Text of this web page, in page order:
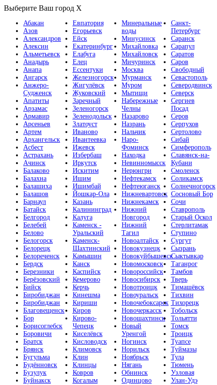
Выберите Ваш город X
Абакан
Азов
Александров
Алексин
Альметьевск
Анадырь
Анапа
Ангарск
Анжеро-
Судженск
Апатиты
Арзамас
Армавир
Арсеньев
Артем
Архангельск
Асбест
Астрахань
Ачинск
Балаково
Балахна
Балашиха
Балашов
Барнаул
Батайск
Белгород
Белебей
Белово
Белогорск
Белорецк
Белореченск
Бердск
Березники
Берёзовский
Бийск
Биробиджан
Биробиджан
Благовещенск
Бор
Борисоглебск
Боровичи
Братск
Брянск
Бугульма
Будённовск
Бузулук
Буйнакск
Евпатория
Егорьевск
Ейск
Екатеринбург
Елабуга
Елец
Ессентуки
Железногорск
Жигулёвск
Жуковский
Заречный
Зеленогорск
Зеленодольск
Златоуст
Иваново
Ивантеевка
Ижевск
Избербаш
Иркутск
Искитим
Ишим
Ишимбай
Йошкар-Ола
Казань
Калининград
Калуга
Каменск -
Уральский
Каменск-
Шахтинский
Камышин
Канск
Каспийск
Кемерово
Керчь
Кинешма
Кириши
Киров
Кирово-
Чепецк
Киселёвск
Кисловодск
Климовск
Клин
Клинцы
Ковров
Когалым
Минеральные
воды
Минусинск
Михайловка
Михайловск
Мичуринск
Москва
Мурманск
Муром
Мытищи
Набережные
Челны
Назарово
Назрань
Нальчик
Наро-
Фоминск
Находка
Невинномысск
Нерюнгри
Нефтекамск
Нефтеюганск
Нижневартовск
Нижнекамск
Нижний
Новгород
Нижний
Тагил
Новоалтайск
Новокузнецк
Новокуйбышевск
Новомосковск
Новороссийск
Новосибирск
Новотроицк
Новоуральск
Новочебоксарск
Новочеркасск
Новошахтинск
Новый
Уренгой
Ногинск
Норильск
Ноябрьск
Нягань
Обнинск
Одинцово
Санкт-
Петербург
Саранск
Сарапул
Саратов
Саров
Свободный
Севастополь
Северодвинск
Северск
Сергиев
Посад
Серов
Серпухов
Сертолово
Сибай
Симферополь
Славянск-на-
Кубани
Смоленск
Соликамск
Солнечногорск
Сосновый Бор
Сочи
Ставрополь
Старый Оскол
Стерлитамак
Ступино
Сургут
Сызрань
Сыктывкар
Таганрог
Тамбов
Тверь
Тимашёвск
Тихвин
Тихорецк
Тобольск
Тольятти
Томск
Троицк
Туапсе
Туймазы
Тула
Тюмень
Узловая
Улан-Удэ